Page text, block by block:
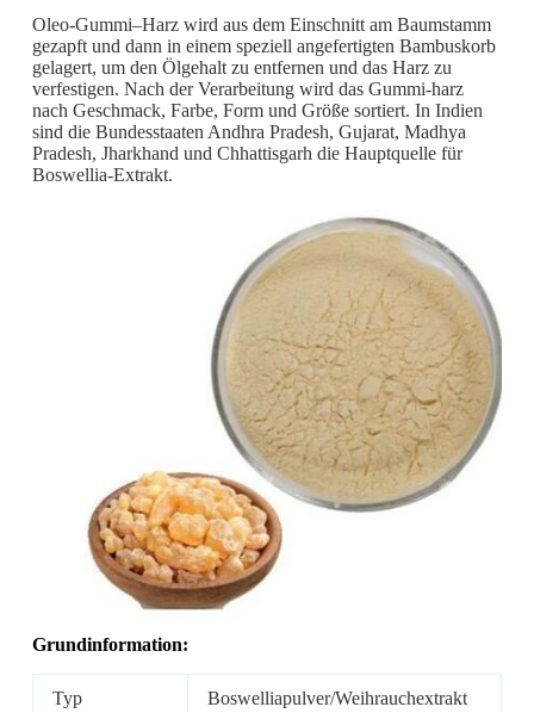
Oleo-Gummi–Harz wird aus dem Einschnitt am Baumstamm
gezapft und dann in einem speziell angefertigten Bambuskorb
gelagert, um den Ölgehalt zu entfernen und das Harz zu
verfestigen. Nach der Verarbeitung wird das Gummi-harz
nach Geschmack, Farbe, Form und Größe sortiert. In Indien
sind die Bundesstaaten Andhra Pradesh, Gujarat, Madhya
Pradesh, Jharkhand und Chhattisgarh die Hauptquelle für
Boswellia-Extrakt.
Grundinformation:
Typ Boswelliapulver/Weihrauchextrakt